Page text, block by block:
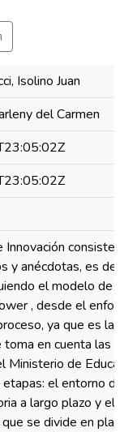
Isolino Juan
del Carmen
consiste
y anécdotas, es
el modelo de
, desde el
ya que es la
en cuenta las
Ministerio de
el entorno
a largo plazo y el
se divide en